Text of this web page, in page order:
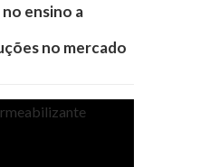
ensino a
no mercado